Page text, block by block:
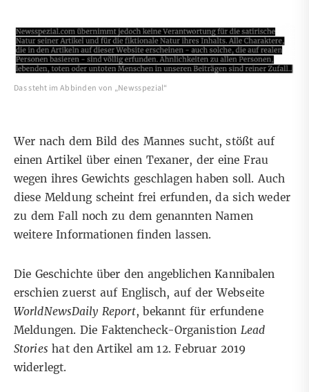
Das steht im Abbinden von „Newsspezial“
Wer nach dem Bild des Mannes sucht, stößt auf
einenArtikelüber einen Texaner, der eine Frau
wegen ihres Gewichts geschlagen haben soll. Auch
diese Meldung scheint frei erfunden, da sich weder
zu dem Fall noch zu dem genannten Namen
weitere Informationenfinden lassen.
Die Geschichte über den angeblichen Kannibalen
erschienzuerst auf Englisch, auf der Webseite
WorldNewsDaily Report, bekannt für erfundene
Meldungen. Die Faktencheck-Organistion Lead
Stories hat den Artikel am 12. Februar 2019
widerlegt.